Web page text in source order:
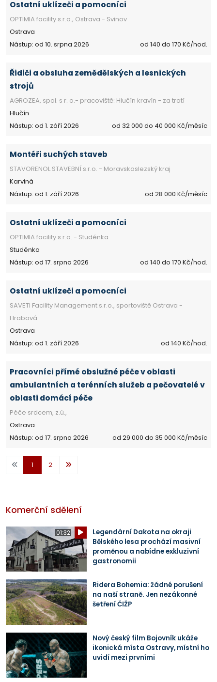
Ostatní uklízeči a pomocníci
OPTIMIA facility s.r.o., Ostrava - Svinov
Ostrava
Nástup: od 10. srpna 2026
od 140 do 170 Kč/hod.
Řidiči a obsluha zemědělských a lesnických
strojů
AGROZEA, spol. s r. o.- pracoviště: Hlučín kravín - za tratí
Hlučín
Nástup: od 1. září 2026
od 32 000 do 40 000 Kč/měsíc
Montéři suchých staveb
STAVORENOL STAVEBNÍ s.r.o. - Moravskoslezský kraj
Karviná
Nástup: od 1. září 2026
od 28 000 Kč/měsíc
Ostatní uklízeči a pomocníci
OPTIMIA facility s.r.o. - Studénka
Studénka
Nástup: od 17. srpna 2026
od 140 do 170 Kč/hod.
Ostatní uklízeči a pomocníci
SAVETI Facility Management s.r.o., sportoviště Ostrava -
Hrabová
Ostrava
Nástup: od 1. září 2026
od 140 Kč/hod.
Pracovníci přímé obslužné péče v oblasti
ambulantních a terénních služeb a pečovatelé v
oblasti domácí péče
Péče srdcem, z.ú.,
Ostrava
Nástup: od 17. srpna 2026
od 29 000 do 35 000 Kč/měsíc
1 2
Komerční sdělení
01:32
Legendární Dakota na okraji
Bělského lesa prochází masivní
proměnou a nabídne exkluzivní
gastronomii
Ridera Bohemia: žádné porušení
na naší straně. Jen nezákonné
šetření ČIŽP
Nový český film Bojovník ukáže
ikonická místa Ostravy, místní ho
uvidí mezi prvními